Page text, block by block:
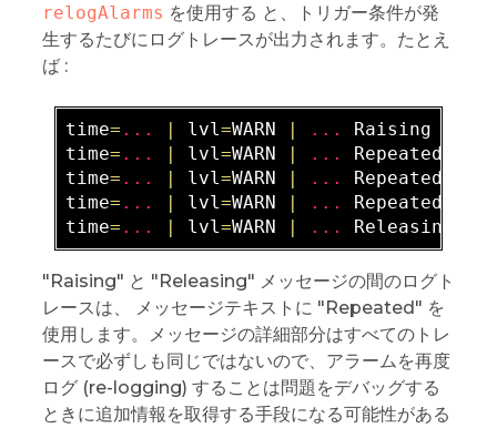
relogAlarms を使用する と、トリガー条件が発
生するたびにログトレースが出力されます。たとえ
ば :
time= ... | lvl =WARN | ...
Raising
time= ... | lvl =WARN | ...
Repeated
time= ... | lvl =WARN | ...
Repeated
time= ... | lvl =WARN | ...
Repeated
time= ... | lvl =WARN | ... Releasing
"Raising" と "Releasing" メッセージの間のログト
レースは、 メッセージテキストに "Repeated" を
使用します。メッセージの詳細部分はすべてのトレ
ースで必ずしも同じではないので、アラームを再度
ログ (re-logging) することは問題をデバッグする
ときに追加情報を取得する手段になる可能性がある